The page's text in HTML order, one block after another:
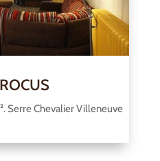
Serre Chevalier Villeneuve